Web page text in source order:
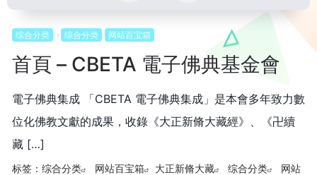
综合分类 综合分类 网站百宝箱
首頁 – CBETA 電子佛典基金會
電子佛典集成 「CBETA 電子佛典集成」是本會多年致力數
位化佛教文獻的成果，收錄《大正新脩大藏經》、《卍續
藏 […]
标签： 综合分类 网站百宝箱 大正新脩大藏 综合分类
网站